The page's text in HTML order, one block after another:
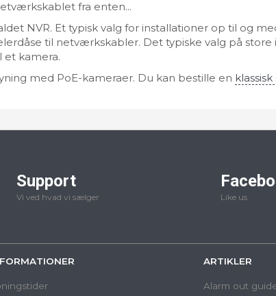
fra enten...
NVR. Et typisk valg for installationer op til og
til netværkskabler. Det typiske valg på
et kamera.
med PoE-kameraer. Du kan bestille en
Support
Vi ved hvad vi sælger Like us
ARTIKLER
Alarm out